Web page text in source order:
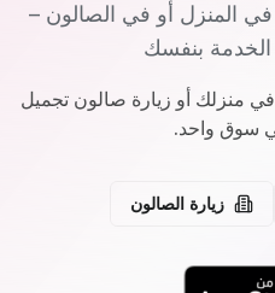
المنزل أو في الصالون –
الخدمة بنفسك
منزلك أو زيارة صالون تجميل
سوق واحد.
زيارة الصالون